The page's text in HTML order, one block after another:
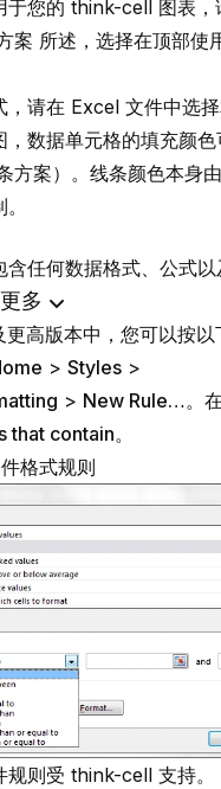
于您的 think-cell 图表，
案 所述，选择在顶部使
，请在 Excel 文件中选
，数据单元格的填充颜
方案）。线条颜色本身
含任何数据格式、公式
多
高版本中，您可以按以
> Styles >
> New Rule…。
that contain。
格式规则
规则受 think-cell 支持。